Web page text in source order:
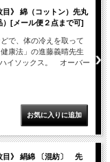
》 綿（コットン）先丸
）[メール便２点まで可]
で、体の冷えを取って
康法」の進藤義晴先生
イソックス。 オーバー
目》 絹綿 〔混紡〕 先